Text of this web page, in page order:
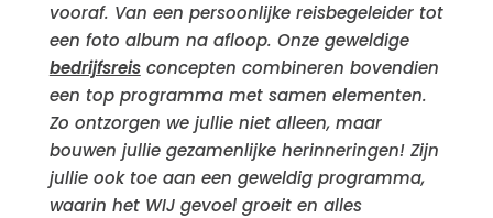
vooraf. Van een persoonlijke reisbegeleider tot
een foto album na afloop. Onze geweldige
bedrijfsreisconcepten combineren bovendien
een top programma met samen elementen.
Zo ontzorgen we jullie niet alleen, maar
bouwen jullie gezamenlijke herinneringen! Zijn
jullie ook toe aan een geweldig programma,
waarin het WIJ gevoel groeit en alles